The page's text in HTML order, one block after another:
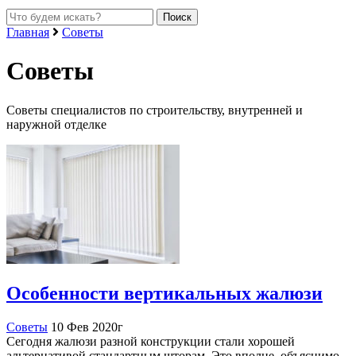
Главная Советы
Советы
Советы специалистов по строительству, внутренней и
наружной отделке
Особенности вертикальных жалюзи
Советы 10 Фев 2020г
Сегодня жалюзи разной конструкции стали хорошей